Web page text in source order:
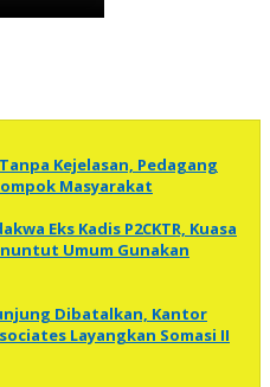
Kejelasan, Pedagang
Masyarakat
Eks Kadis P2CKTR, Kuasa
Umum Gunakan
Dibatalkan, Kantor
Layangkan Somasi II